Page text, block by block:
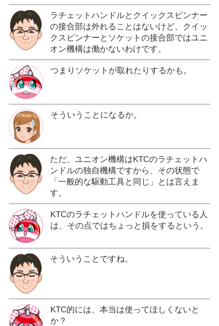
ラチェットハンドルとクイックスピンナー
の接合部は外れることはないけど、クイッ
クスピンナーとソケットの接合部ではユニ
オン機構は働かないわけです。
つまりソケットが取れたりするかも。
そういうことになるか。
ただ、ユニオン機構はKTCのラチェットハ
ンドルの独自機構ですから、その状態で
「一般的な駆動工具と同じ」とは言えま
す。
KTCのラチェットハンドルを使っている人
は、その点ではちょっと損をするという。
そういうことですね。
KTC的には、本当は使ってほしくないと
か？